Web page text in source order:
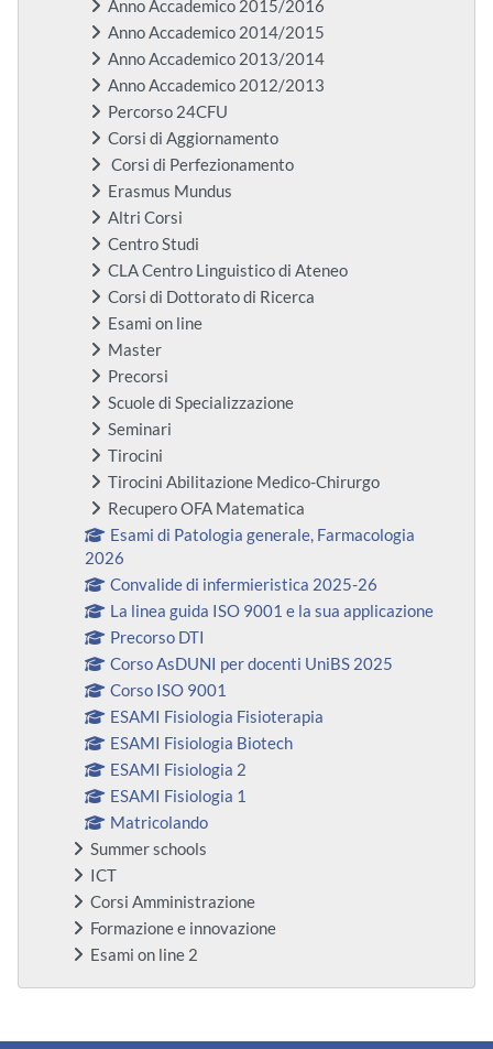
Anno Accademico 2015/2016
Anno Accademico 2014/2015
Anno Accademico 2013/2014
Anno Accademico 2012/2013
Percorso 24CFU
Corsi di Aggiornamento
Corsi di Perfezionamento
Erasmus Mundus
Altri Corsi
Centro Studi
CLA Centro Linguistico di Ateneo
Corsi di Dottorato di Ricerca
Esami on line
Master
Precorsi
Scuole di Specializzazione
Seminari
Tirocini
Tirocini Abilitazione Medico-Chirurgo
Recupero OFA Matematica
Esami di Patologia generale, Farmacologia
2026
Convalide di infermieristica 2025-26
La linea guida ISO 9001 e la sua applicazione
Precorso DTI
Corso AsDUNI per docenti UniBS 2025
Corso ISO 9001
ESAMI Fisiologia Fisioterapia
ESAMI Fisiologia Biotech
ESAMI Fisiologia 2
ESAMI Fisiologia 1
Matricolando
Summer schools
ICT
Corsi Amministrazione
Formazione e innovazione
Esami on line 2
Supplementary blocks